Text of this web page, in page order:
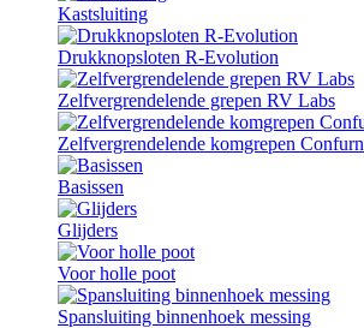
Kastsluiting
Drukknopsloten R-Evolution
Zelfvergrendelende grepen RV Labs
Zelfvergrendelende komgrepen Confurn
Basissen
Glijders
Voor holle poot
Spansluiting binnenhoek messing